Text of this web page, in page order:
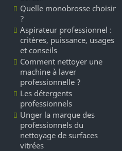
Quelle monobrosse choisir
?
Aspirateur professionnel :
critères, puissance, usages
et conseils
Comment nettoyer une
machine à laver
professionnelle ?
Les détergents
professionnels
Unger la marque des
professionnels du
nettoyage de surfaces
vitrées